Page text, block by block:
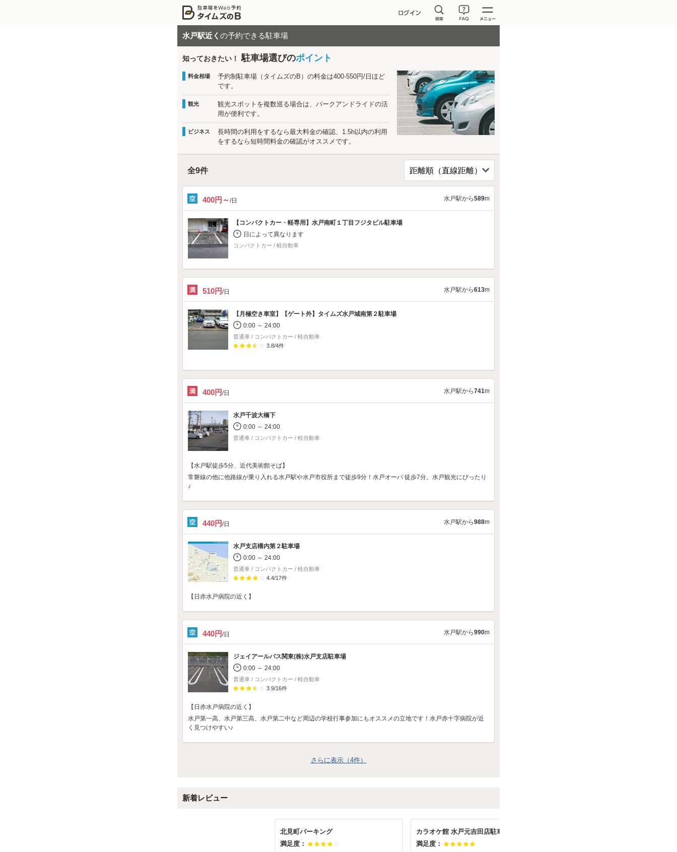
水戸駅近く の予約できる駐車場
知っておきたい！ 駐車場選びのポイント
料金相場
予約制駐車場（タイムズのB）の料金は400-550円/日ほど
です。
観光
観光スポットを複数巡る場合は、パークアンドライドの活
用が便利です。
ビジネス
長時間の利用をするなら最大料金の確認、1.5h以内の利用
をするなら短時間料金の確認がオススメです。
全9件
400円～/日 水戸駅から589m
【コンパクトカー・軽専用】水戸南町１丁目フジタビル駐車場
日によって異なります
コンパクトカー / 軽自動車
510円/日 水戸駅から613m
【月極空き車室】【ゲート外】 タイムズ水戸城南第２駐車場
0:00 ～ 24:00
普通車 / コンパクトカー / 軽自動車
3.8/4件
400円/日 水戸駅から741m
水戸千波大橋下
0:00 ～ 24:00
普通車 / コンパクトカー / 軽自動車
【水戸駅徒歩5分、近代美術館そば】
常磐線の他に他路線が乗り入れる水戸駅や水戸市役所まで徒歩9分！水戸オーパ 徒歩7分。水戸観光にぴったり
♪
440円/日 水戸駅から988m
水戸支店構内第２駐車場
0:00 ～ 24:00
普通車 / コンパクトカー / 軽自動車
4.4/17件
【日赤水戸病院の近く】
440円/日 水戸駅から990m
ジェイアールバス関東(株)水戸支店駐車場
0:00 ～ 24:00
普通車 / コンパクトカー / 軽自動車
3.9/16件
【日赤水戸病院の近く】
水戸第一高、水戸第三高、水戸第二中など周辺の学校行事参加にもオススメの立地です！水戸赤十字病院が近
く見つけやすい♪
さらに表示（4件）
新着レビュー
北見町パーキング
満足度：
カラオケ館 水戸元吉田店駐車場
満足度：